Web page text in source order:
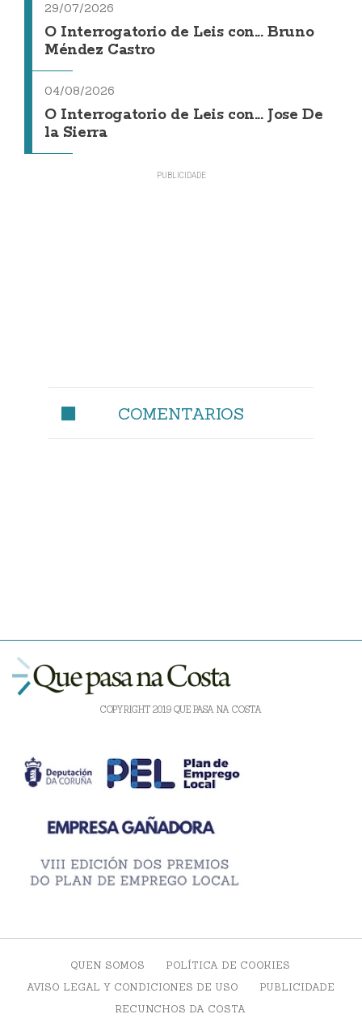
29/07/2026
O Interrogatorio de Leis con... Bruno
Méndez Castro
04/08/2026
O Interrogatorio de Leis con... Jose De
la Sierra
COMENTARIOS
COPYRIGHT 2019 QUE PASA NA COSTA
QUEN SOMOS
POLÍTICA DE COOKIES
AVISO LEGAL Y CONDICIONES DE USO
PUBLICIDADE
RECUNCHOS DA COSTA